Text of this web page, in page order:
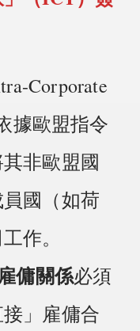
Corporate
據歐盟指令
非歐盟國
國（如荷
作。
傭關係必須
」雇傭合